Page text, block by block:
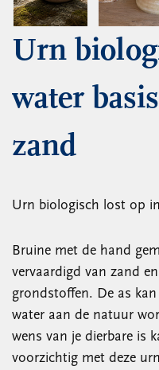
Urn
water
zand
Urn biologisch lost op
Bruine met de hand
vervaardigd van zand
grondstoffen. De as
water aan de natuur
wens van je dierbare is
voorzichtig met deze